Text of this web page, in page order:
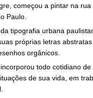
começou a pintar na rua
Paulo.
tipografia urbana
próprias letras
orgânicos.
todo cotidiano
de sua vida, em